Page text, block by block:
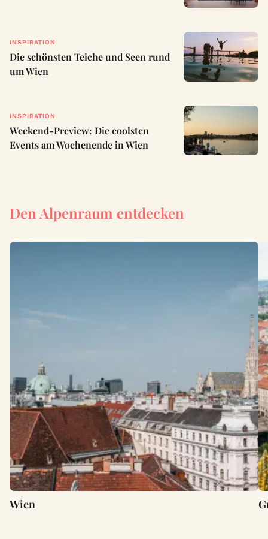
INSPIRATION
Die schönsten Teiche und Seen rund
um Wien
INSPIRATION
Weekend-Preview: Die coolsten
Events am Wochenende in Wien
Den Alpenraum entdecken
Wien